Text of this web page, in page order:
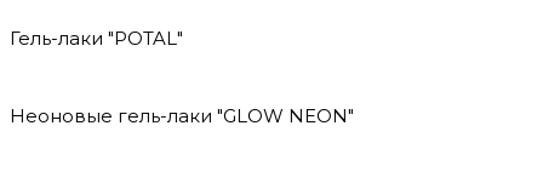
Гель-лаки "POTAL"
Неоновые гель-лаки "GLOW NEON"